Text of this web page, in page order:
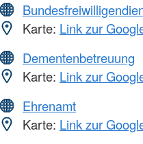
Karte: Link zur
Dementenbetreuung
Karte: Link zur
Ehrenamt
Karte: Link zur